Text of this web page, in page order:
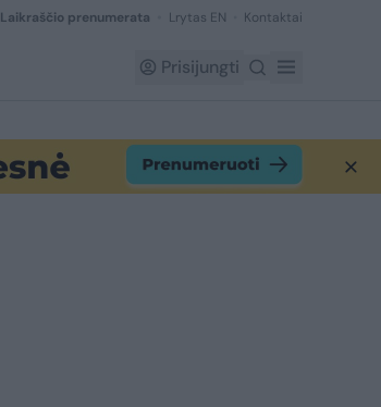
Laikraščio prenumerata Lrytas EN Kontaktai
Prisijungti